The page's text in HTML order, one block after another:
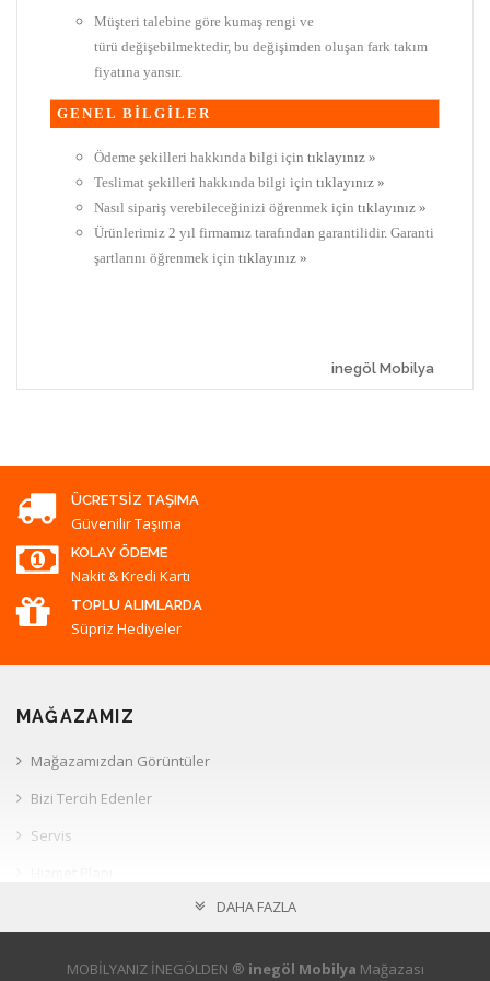
Müşteri talebine göre kumaş rengi ve
türü değişebilmektedir, bu değişimden oluşan fark takım
fiyatına yansır.
GENEL BİLGİLER
Ödeme şekilleri hakkında bilgi için tıklayınız »
Teslimat şekilleri hakkında bilgi için tıklayınız »
Nasıl sipariş verebileceğinizi öğrenmek için tıklayınız »
Ürünlerimiz 2 yıl firmamız tarafından garantilidir. Garanti
şartlarını öğrenmek için tıklayınız »
inegöl Mobilya
ÜCRETSIZ TAŞIMA
Güvenilir Taşıma
KOLAY ÖDEME
Nakit & Kredi Kartı
TOPLU ALIMLARDA
Süpriz Hediyeler
MAĞAZAMIZ
Mağazamızdan Görüntüler
Bizi Tercih Edenler
Servis
DAHA FAZLA
MOBİLYANIZ İNEGÖLDEN ® inegöl Mobilya Mağazası